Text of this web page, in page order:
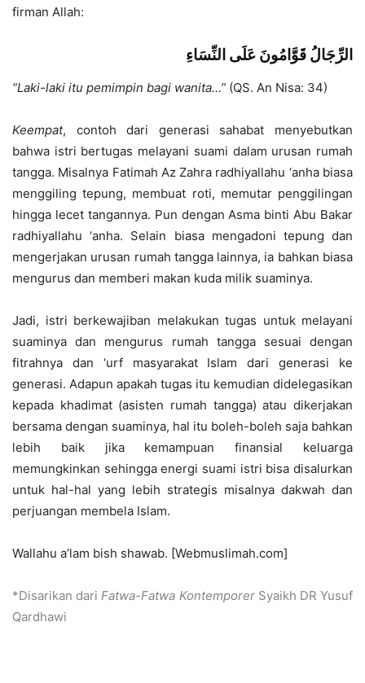
firman Allah:
الرِّجَالُ قَوَّامُونَ عَلَى النِّسَاءِ
“Laki-laki itu pemimpin bagi wanita…” (QS. An Nisa: 34)
Keempat, contoh dari generasi sahabat menyebutkan
bahwa istri bertugas melayani suami dalam urusan rumah
tangga. Misalnya Fatimah Az Zahra radhiyallahu ‘anha biasa
menggiling tepung, membuat roti, memutar penggilingan
hingga lecet tangannya. Pun dengan Asma binti Abu Bakar
radhiyallahu ‘anha. Selain biasa mengadoni tepung dan
mengerjakan urusan rumah tangga lainnya, ia bahkan biasa
mengurus dan memberi makan kuda milik suaminya.
Jadi, istri berkewajiban melakukan tugas untuk melayani
suaminya dan mengurus rumah tangga sesuai dengan
fitrahnya dan ‘urf masyarakat Islam dari generasi ke
generasi. Adapun apakah tugas itu kemudian didelegasikan
kepada khadimat (asisten rumah tangga) atau dikerjakan
bersama dengan suaminya, hal itu boleh-boleh saja bahkan
lebih baik jika kemampuan finansial keluarga
memungkinkan sehingga energi suami istri bisa disalurkan
untuk hal-hal yang lebih strategis misalnya dakwah dan
perjuangan membela Islam.
Wallahu a’lam bish shawab. [Webmuslimah.com]
*Disarikan dariFatwa-Fatwa KontemporerSyaikh DR Yusuf
Qardhawi